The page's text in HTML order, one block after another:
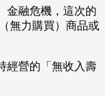
金融危機，這次的
無力購買）商品或
經營的「無收入壽